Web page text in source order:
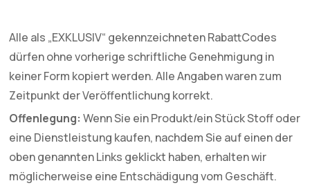
Alle als „EXKLUSIV“ gekennzeichneten RabattCodes
dürfen ohne vorherige schriftliche Genehmigung in
keiner Form kopiert werden. Alle Angaben waren zum
Zeitpunkt der Veröffentlichung korrekt.
Offenlegung: Wenn Sie ein Produkt/ein Stück Stoff oder
eine Dienstleistung kaufen, nachdem Sie auf einen der
oben genannten Links geklickt haben, erhalten wir
möglicherweise eine Entschädigung vom Geschäft.